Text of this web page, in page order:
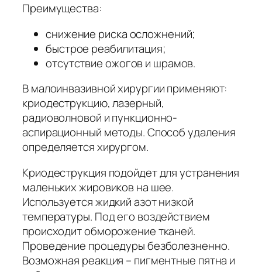
Преимущества:
снижение риска осложнений;
быстрое реабилитация;
отсутствие ожогов и шрамов.
В малоинвазивной хирургии применяют:
криодеструкцию, лазерный,
радиоволновой и пункционно-
аспирационный методы. Способ удаления
определяется хирургом.
Криодеструкция подойдет для устранения
маленьких жировиков на шее.
Используется жидкий азот низкой
температуры. Под его воздействием
происходит обморожение тканей.
Проведение процедуры безболезненно.
Возможная реакция – пигментные пятна и